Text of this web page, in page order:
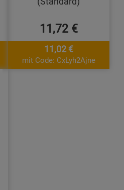
11,72 €
11,02 €
mit Code: CxLyh2Ajne